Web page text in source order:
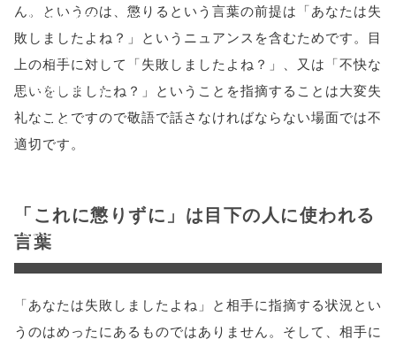
'width=550,
height=450,
menubar=no,
toolbar=no,
false;"> シェア
ん。というのは、懲りるという言葉の前提は「あなたは失
敗しましたよね？」というニュアンスを含むためです。目
上の相手に対して「失敗しましたよね？」、又は「不快な
思いをしましたね？」ということを指摘することは大変失
礼なことですので敬語で話さなければならない場面では不
適切です。
「これに懲りずに」は目下の人に使われる
言葉
「あなたは失敗しましたよね」と相手に指摘する状況とい
うのはめったにあるものではありません。そして、相手に